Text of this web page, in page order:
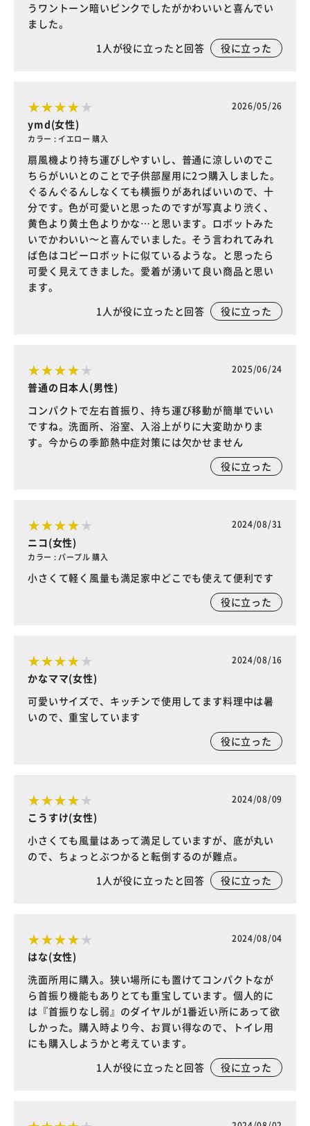
うワントーン暗いピンクでしたがかわいいと喜んでい
ました。
1人が役に立ったと回答 役に立った
2026/05/26
ymd(女性)
カラー : イエロー 購入
扇風機より持ち運びしやすいし、普通に涼しいのでこ
ちらがいいとのことで子供部屋用に2つ購入しました。
ぐるんぐるんしなくても横振りがあればいいので、十
分です。色が可愛いと思ったのですが写真より渋く、
黄色より黄土色よりかな…と思います。ロボットみた
いでかわいい〜と喜んでいました。そう言われてみれ
ば色はコピーロボットに似ているような。と思ったら
可愛く見えてきました。愛着が湧いて良い商品と思い
ます。
1人が役に立ったと回答 役に立った
2025/06/24
普通の日本人(男性)
コンパクトで左右首振り、持ち運び移動が簡単でいい
ですね。洗面所、浴室、入浴上がりに大変助かりま
す。今からの季節熱中症対策には欠かせません
役に立った
2024/08/31
ニコ(女性)
カラー : パープル 購入
小さくて軽く風量も満足家中どこでも使えて便利です
役に立った
2024/08/16
かなママ(女性)
可愛いサイズで、キッチンで使用してます料理中は暑
いので、重宝しています
役に立った
2024/08/09
こうすけ(女性)
小さくても風量はあって満足していますが、底が丸い
ので、ちょっとぶつかると転倒するのが難点。
1人が役に立ったと回答 役に立った
2024/08/04
はな(女性)
洗面所用に購入。狭い場所にも置けてコンパクトなが
ら首振り機能もありとても重宝しています。個人的に
は『首振りなし弱』のダイヤルが1番近い所にあって欲
しかった。購入時より今、お買い得なので、トイレ用
にも購入しようかと考えています。
1人が役に立ったと回答 役に立った